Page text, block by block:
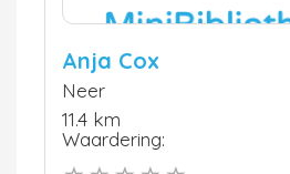
Anja Cox
Neer
11.4 km
Waardering: